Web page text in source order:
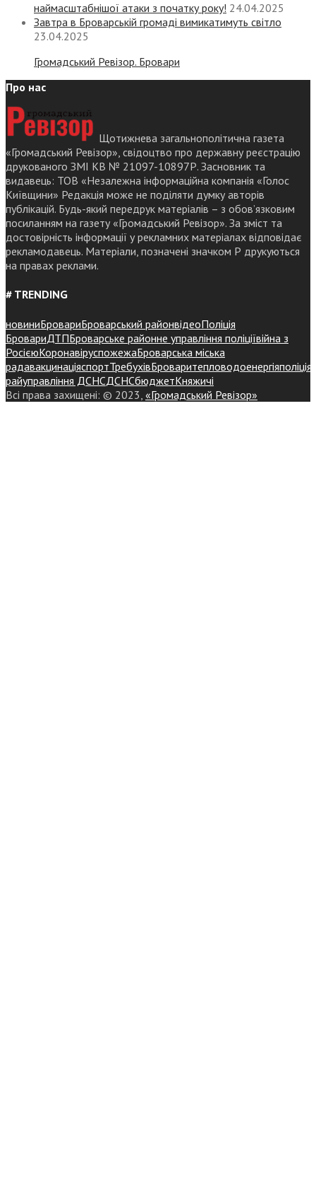
наймасштабнішої атаки з початку року! 24.04.2025
Завтра в Броварській громаді вимикатимуть світло
23.04.2025
Громадський Ревізор. Бровари
Про нас
Щотижнева загальнополітична газета
«Громадський Ревізор», свідоцтво про державну реєстрацію
друкованого ЗМІ КВ № 21097-10897Р. Засновник та
видавець: ТОВ «Незалежна інформаційна компанія «Голос
Київщини» Редакція може не поділяти думку авторів
публікацій. Будь-який передрук матеріалів – з обов’язковим
посиланням на газету «Громадський Ревізор». За зміст та
достовірність інформації у рекламних матеріалах відповідає
рекламодавець. Матеріали, позначені значком Р друкуються
на правах реклами.
# TRENDING
новиниБровариБроварський районвідеоПоліція
БровариДТПБроварське районне управління поліціївійна з
РосієюКоронавіруспожежаБроварська міська
радавакцинаціяспортТребухівБроваритепловодоенергіяполіція
райуправління ДСНСДСНСбюджетКняжичі
Всі права захищені: © 2023, «Громадський Ревізор»